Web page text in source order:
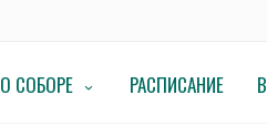
О СОБОРЕ РАСПИСАНИЕ